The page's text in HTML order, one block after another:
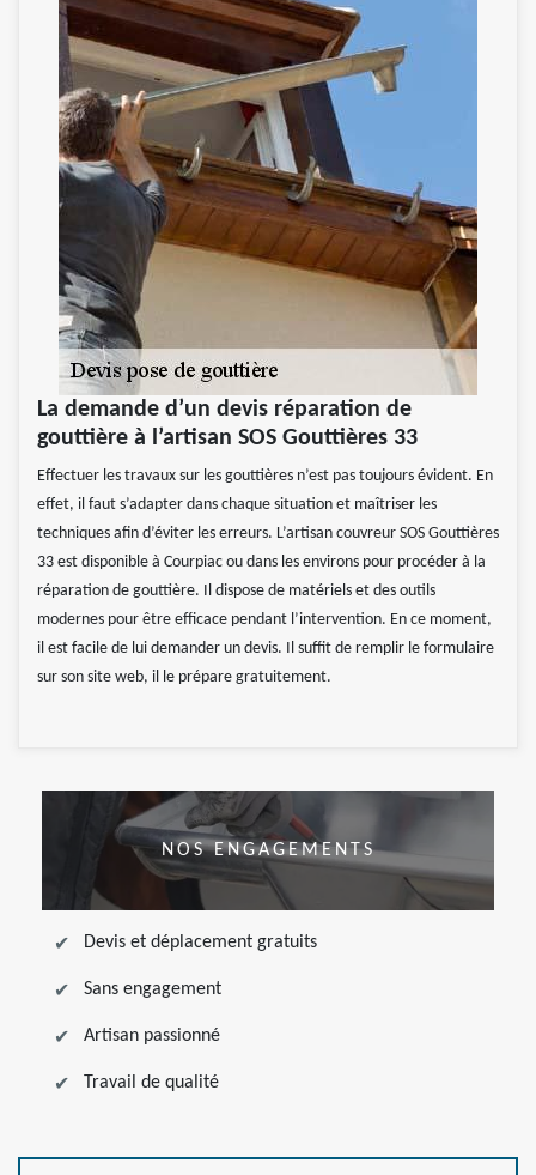
La demande d’un devis réparation de
gouttière à l’artisan SOS Gouttières 33
Effectuer les travaux sur les gouttières n’est pas toujours évident. En
effet, il faut s’adapter dans chaque situation et maîtriser les
techniques afin d’éviter les erreurs. L’artisan couvreur SOS Gouttières
33 est disponible à Courpiac ou dans les environs pour procéder à la
réparation de gouttière. Il dispose de matériels et des outils
modernes pour être efficace pendant l’intervention. En ce moment,
il est facile de lui demander un devis. Il suffit de remplir le formulaire
sur son site web, il le prépare gratuitement.
NOS ENGAGEMENTS
Devis et déplacement gratuits
Sans engagement
Artisan passionné
Travail de qualité